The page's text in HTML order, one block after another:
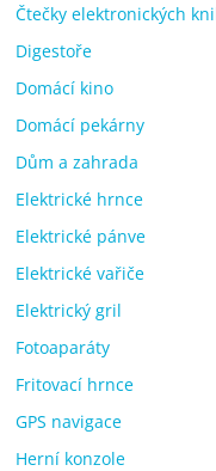
Čtečky elektronických
Digestoře
Domácí kino
Domácí pekárny
Dům a zahrada
Elektrické hrnce
Elektrické pánve
Elektrické vařiče
Elektrický gril
Fotoaparáty
Fritovací hrnce
GPS navigace
Herní konzole